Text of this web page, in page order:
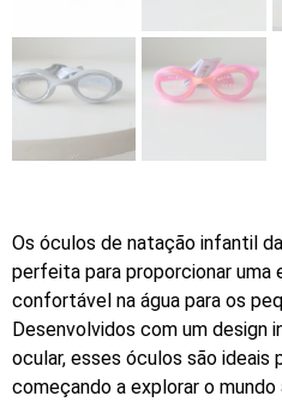
Os óculos de natação infantil
perfeita para proporcionar uma
confortável na água para os
Desenvolvidos com um design
ocular, esses óculos são ideais
começando a explorar o mundo